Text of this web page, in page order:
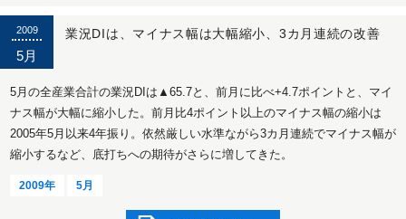
2009
5月
業況DIは、マイナス幅は大幅縮小、3カ月連続の改善
5月の全産業合計の業況DIは▲65.7と、前月に比べ+4.7ポイントと、マイ
ナス幅が大幅に縮小した。前月比4ポイント以上のマイナス幅の縮小は
2005年5月以来4年振り。依然厳しい水準ながら3カ月連続でマイナス幅が
縮小するなど、底打ちへの期待がさらに増してきた。
2009年 5月